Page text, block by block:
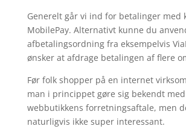
Generelt går vi ind for betalinger med
MobilePay. Alternativt kunne du
afbetalingsordning fra eksempelvis
ønsker at afdrage betalingen af flere
Før folk shopper på en internet
man i princippet gøre sig bekendt
webbutikkens forretningsaftale, men
naturligvis ikke super interessant.